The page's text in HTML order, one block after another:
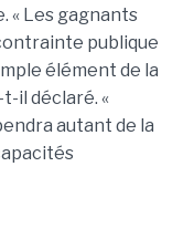
Les gagnants
publique
élément de la
il déclaré. «
autant de la